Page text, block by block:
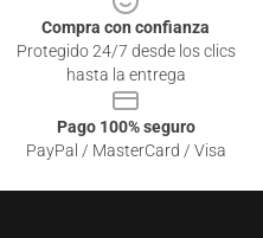
Compra con confianza
Protegido 24/7 desde los clics
hasta la entrega
Pago 100% seguro
PayPal / MasterCard / Visa